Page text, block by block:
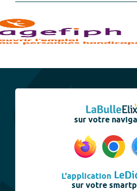
sur votre
L'application
sur votre